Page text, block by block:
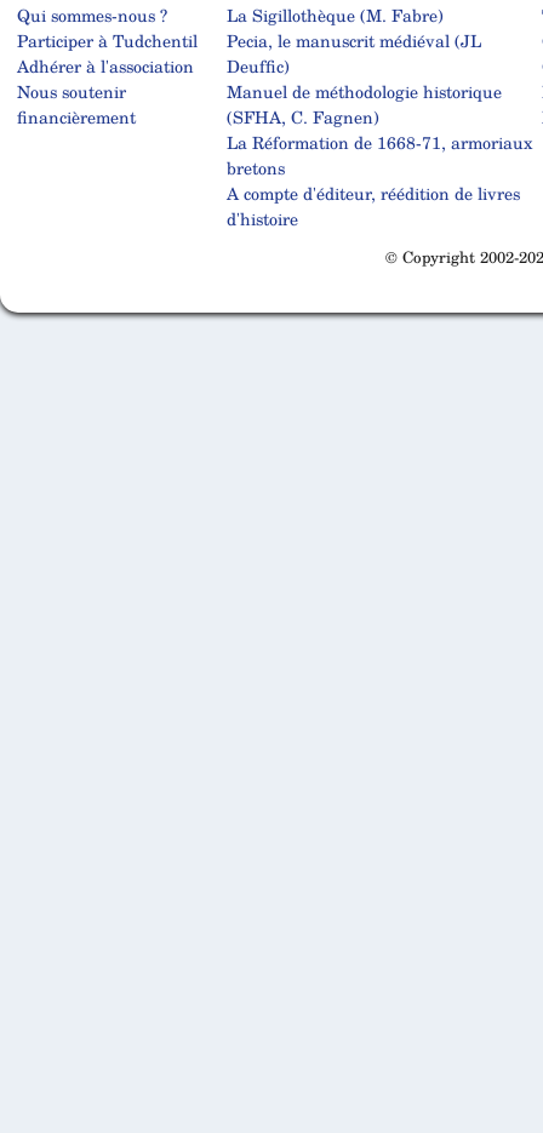
Qui sommes-nous ?
Participer à Tudchentil
Adhérer à l'association
Nous soutenir
financièrement
La Sigillothèque (M. Fabre)
Pecia, le manuscrit médiéval (JL
Deuffic)
Manuel de méthodologie historique
(SFHA, C. Fagnen)
La Réformation de 1668-71, armoriaux
bretons
A compte d'éditeur, réédition de livres
d'histoire
© Copyright 2002-